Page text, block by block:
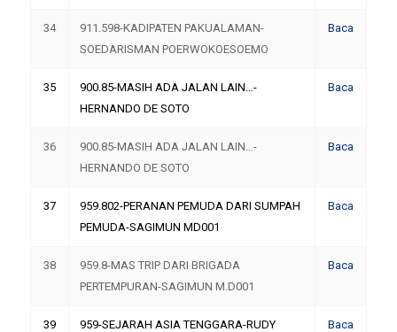
34
911.598-KADIPATEN PAKUALAMAN-
SOEDARISMAN POERWOKOESOEMO
Baca
35
900.85-MASIH ADA JALAN LAIN…-
HERNANDO DE SOTO
Baca
36
900.85-MASIH ADA JALAN LAIN…-
HERNANDO DE SOTO
Baca
37
959.802-PERANAN PEMUDA DARI SUMPAH
PEMUDA-SAGIMUN MD001
Baca
38
959.8-MAS TRIP DARI BRIGADA
PERTEMPURAN-SAGIMUN M.D001
Baca
39
959-SEJARAH ASIA TENGGARA-RUDY
Baca